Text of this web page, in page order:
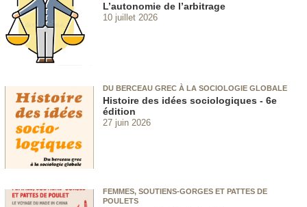
L’autonomie de l’arbitrage
10 juillet 2026
DU BERCEAU GREC À LA SOCIOLOGIE GLOBALE
Histoire des idées sociologiques - 6e
édition
27 juin 2026
FEMMES, SOUTIENS-GORGES ET PATTES DE
POULETS